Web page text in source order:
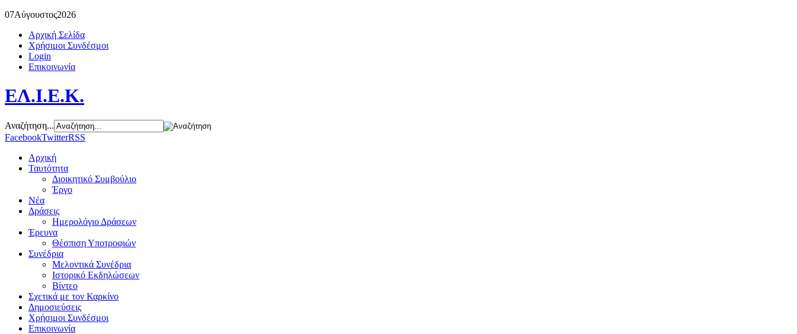
07Αύγουστος2026
Αρχική Σελίδα
Χρήσιμοι Συνδέσμοι
Login
Επικοινωνία
ΕΛ.Ι.Ε.Κ.
Αναζήτηση...
FacebookTwitterRSS
Αρχική
Ταυτότητα
Διοικητικό Συμβούλιο
Έργο
Νέα
Δράσεις
Ημερολόγιο Δράσεων
Έρευνα
Θέσπιση Υποτροφιών
Συνέδρια
Μελοντικά Συνέδρια
Ιστορικό Εκδηλώσεων
Βίντεο
Σχετικά με τον Καρκίνο
Δημοσιεύσεις
Χρήσιμοι Συνδέσμοι
Επικοινωνία